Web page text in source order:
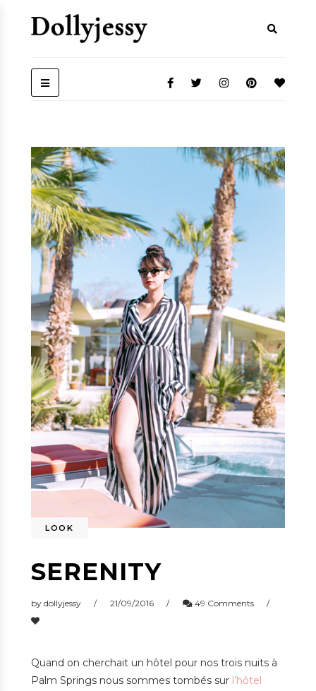
LOOK
SERENITY
by dollyjessy 21/09/2016 49 Comments
Quand on cherchait un hôtel pour nos trois nuits à
Palm Springs nous sommes tombés sur l’hôtel